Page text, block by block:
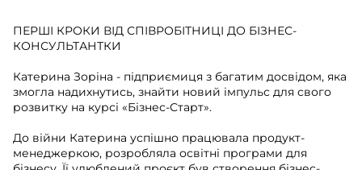
ПЕРШІ КРОКИ ВІД СПІВРОБІТНИЦІ ДО БІЗНЕС-
КОНСУЛЬТАНТКИ
Катерина Зоріна - підприємиця з багатим досвідом, яка
змогла надихнутись, знайти новий імпульс для свого
розвитку на курсі «Бізнес-Старт».
До війни Катерина успішно працювала продукт-
менеджеркою, розробляла освітні програми для